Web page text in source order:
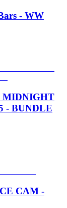
- WW
MIDNIGHT
- BUNDLE
CAM -